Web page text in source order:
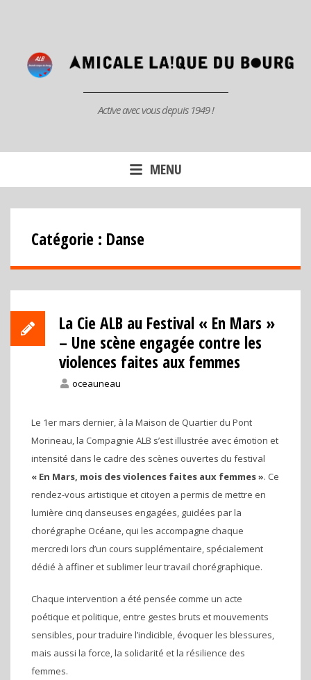
principal
Active avec vous depuis 1949 !
MENU
Catégorie : Danse
La Cie ALB au Festival « En Mars »
– Une scène engagée contre les
violences faites aux femmes
oceauneau
Le 1er mars dernier, à la Maison de Quartier du Pont
Morineau, la Compagnie ALB s’est illustrée avec émotion et
intensité dans le cadre des scènes ouvertes du festival
« En Mars, mois des violences faites aux femmes ». Ce
rendez-vous artistique et citoyen a permis de mettre en
lumière cinq danseuses engagées, guidées par la
chorégraphe Océane, qui les accompagne chaque
mercredi lors d’un cours supplémentaire, spécialement
dédié à affiner et sublimer leur travail chorégraphique.
Chaque intervention a été pensée comme un acte
poétique et politique, entre gestes bruts et mouvements
sensibles, pour traduire l’indicible, évoquer les blessures,
mais aussi la force, la solidarité et la résilience des
femmes.